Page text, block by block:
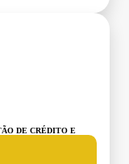
DE CRÉDITO E